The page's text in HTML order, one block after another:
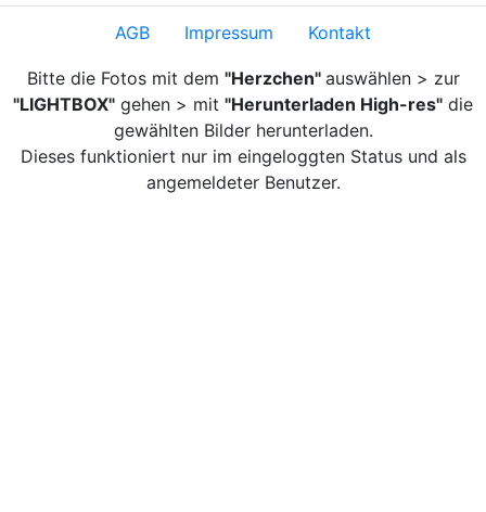
AGB Impressum Kontakt
Bitte die Fotos mit dem "Herzchen" auswählen > zur
"LIGHTBOX" gehen > mit "Herunterladen High-res" die
gewählten Bilder herunterladen.
Dieses funktioniert nur im eingeloggten Status und als
angemeldeter Benutzer.